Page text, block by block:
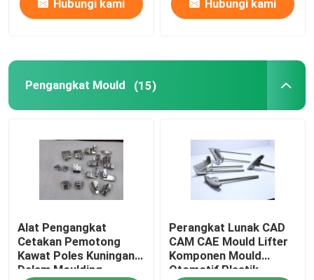
Hubungi kami Hubungi kami
Pengangkat Mould (15)
Alat Pengangkat
Cetakan Pemotong
Kawat Poles Kuningan
Dalam Moulding
Perangkat Lunak CAD
CAM CAE Mould Lifter
Komponen Mould
Otomotif Plastik